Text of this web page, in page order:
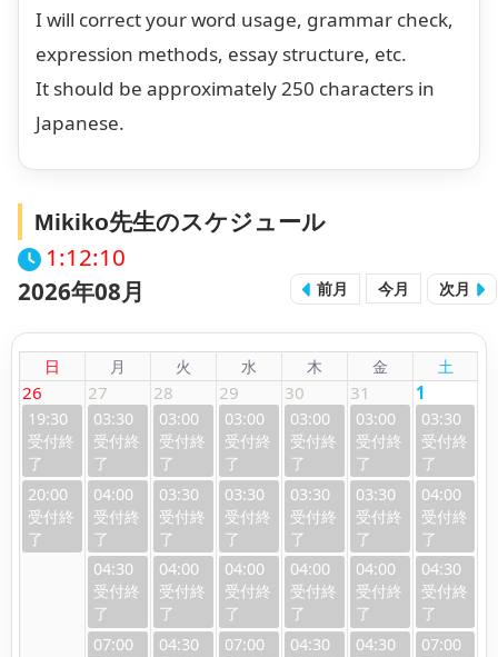
I will correct your word usage, grammar check,
expression methods, essay structure, etc.
It should be approximately 250 characters in
Japanese.
Mikiko先生のスケジュール
1:12:11
2026年08月
前月 今月 次月
日 月 火 水 木 金 土
26
19:30
20:00
27
03:30
04:00
04:30
07:00
28
03:00
03:30
04:00
04:30
29
03:00
03:30
04:00
07:00
30
03:00
03:30
04:00
04:30
31
03:00
03:30
04:00
04:30
1
03:30
04:00
04:30
07:00